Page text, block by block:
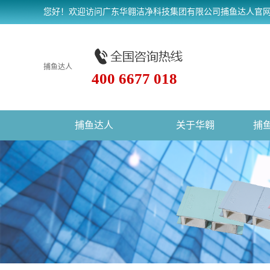
您好！欢迎访问广东华翱洁净科技集团有限公司捕鱼达人官
捕鱼达人
400 6677 018
捕鱼达人 关于华翱 捕